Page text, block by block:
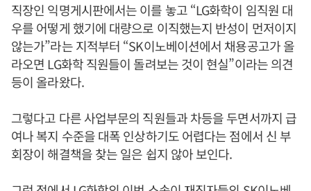
직장인 익명게시판에서는 이를 놓고 “LG화학이 임직원 대
우를 어떻게 했기에 대량으로 이직했는지 반성이 먼저이지
않는가”라는 지적부터 “SK이노베이션에서 채용공고가 올
라오면 LG화학 직원들이 돌려보는 것이 현실”이라는 의견
등이 올라왔다.
그렇다고 다른 사업부문의 직원들과 차등을 두면서까지 급
여나 복지 수준을 대폭 인상하기도 어렵다는 점에서 신 부
회장이 해결책을 찾는 일은 쉽지 않아 보인다.